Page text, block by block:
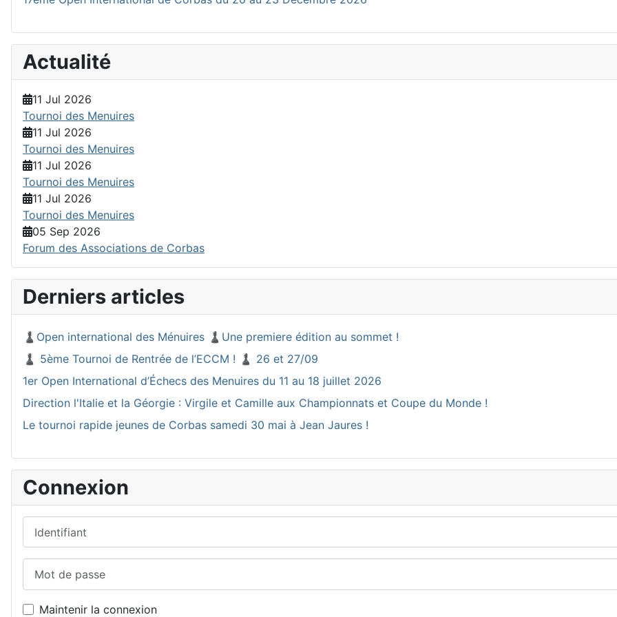
Actualité
11 Jul 2026
Tournoi des Menuires
11 Jul 2026
Tournoi des Menuires
11 Jul 2026
Tournoi des Menuires
11 Jul 2026
Tournoi des Menuires
05 Sep 2026
Forum des Associations de Corbas
Derniers articles
♟️Open international des Ménuires ♟️Une premiere édition au sommet !
♟️ 5ème Tournoi de Rentrée de l’ECCM ! ♟️ 26 et 27/09
1er Open International d’Échecs des Menuires du 11 au 18 juillet 2026
Direction l'Italie et la Géorgie : Virgile et Camille aux Championnats et Coupe du Monde !
Le tournoi rapide jeunes de Corbas samedi 30 mai à Jean Jaures !
Connexion
Maintenir la connexion